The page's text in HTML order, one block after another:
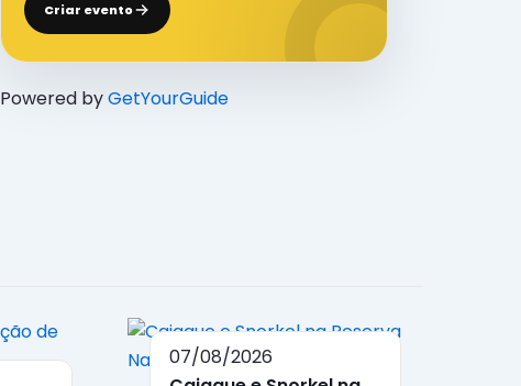
Criar evento
Powered byGetYourGuide
07/08/2026